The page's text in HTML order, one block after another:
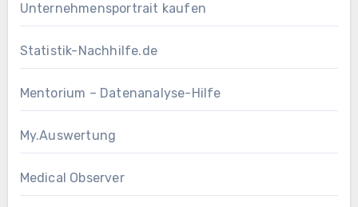
Unternehmensportrait kaufen
Statistik-Nachhilfe.de
Mentorium – Datenanalyse-Hilfe
My.Auswertung
Medical Observer